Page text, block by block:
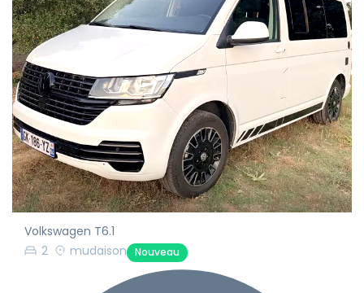
Volkswagen T6.1
2
mudaison Nouveau